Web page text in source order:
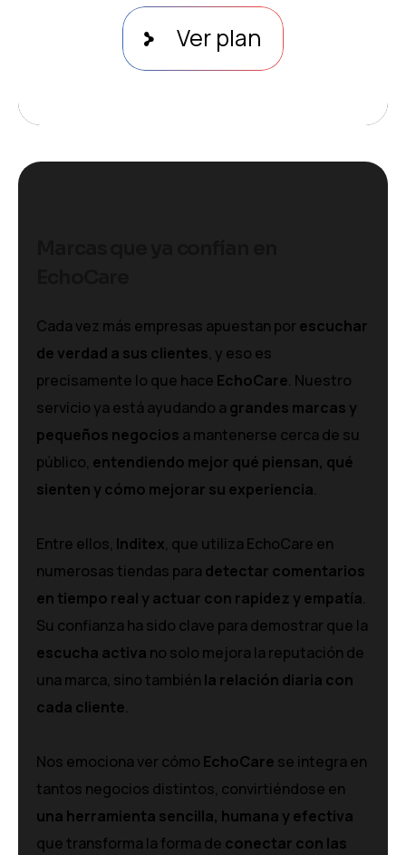
Ver plan
Cada vez más empresas apuestan por escuchar
de verdad a sus clientes, y eso es
precisamente lo que hace EchoCare. Nuestro
servicio ya está ayudando a grandes marcas y
pequeños negocios a mantenerse cerca de su
público, entendiendo mejor qué piensan, qué
sienten y cómo mejorar su experiencia.
Entre ellos, Inditex, que utiliza EchoCare en
numerosas tiendas para detectar comentarios
en tiempo real y actuar con rapidez y empatía.
Su confianza ha sido clave para demostrar que la
escucha activa no solo mejora la reputación de
una marca, sino también la relación diaria con
cada cliente.
Nos emociona ver cómo EchoCare se integra en
tantos negocios distintos, convirtiéndose en
una herramienta sencilla, humana y efectiva
que transforma la forma de conectar con las